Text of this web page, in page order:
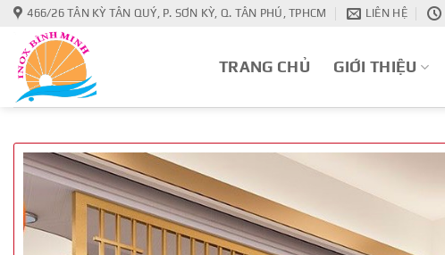
Bỏ
dung
466/26 TÂN KỲ TÂN QUÝ, P. SƠN KỲ, Q. TÂN PHÚ, TPHCM LIÊN HỆ
TRANG CHỦ GIỚI THIỆU